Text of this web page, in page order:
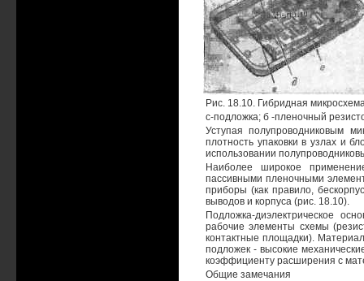
Рис. 18.10. Гибридная
с-подложка; б -пленочный
Уступая полупроводниковым
плотность упаковки в узлах и
использовании
Наиболее широкое
пассивными пленочными
приборы (как правило,
выводов и корпуса (рис. 18.10).
Подложка-диэлектрическое
рабочие элементы схемы
контактные площадки).
подложек - высокие
коэффициенту расширения с
Общие замечания